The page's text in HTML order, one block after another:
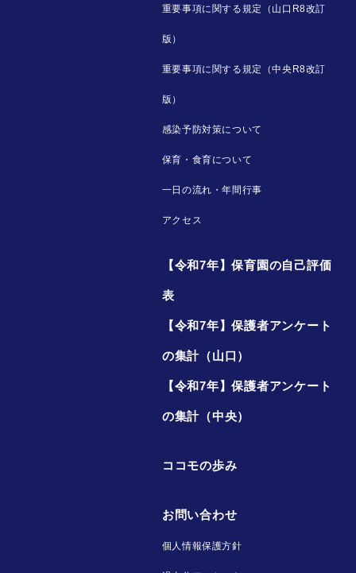
重要事項に関する規定（山口R8改訂
版）
重要事項に関する規定（中央R8改訂
版）
感染予防対策について
保育・食育について
一日の流れ・年間行事
アクセス
【令和7年】保育園の自己評価
表
【令和7年】保護者アンケート
の集計（山口）
【令和7年】保護者アンケート
の集計（中央）
ココモの歩み
お問い合わせ
個人情報保護方針